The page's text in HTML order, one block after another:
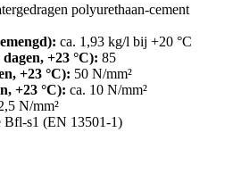
polyurethaan-cement
ca. 1,93 kg/l bij +20 °C
+23 °C): 85
+23 °C): 50 N/mm²
+23 °C): ca. 10 N/mm²
N/mm²
Bfl-s1 (EN 13501-1)